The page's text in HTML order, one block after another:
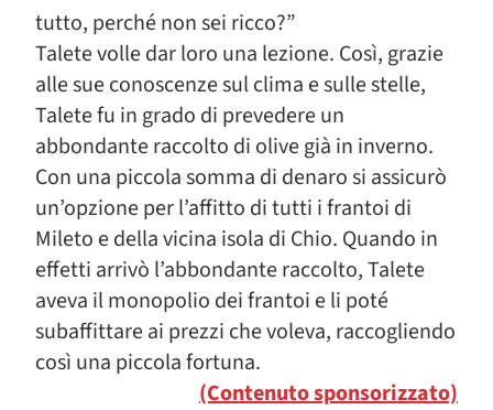
tutto, perché non sei ricco?”
Talete volle dar loro una lezione. Così, grazie
alle sue conoscenze sul clima e sulle stelle,
Talete fu in grado di prevedere un
abbondante raccolto di olive già in inverno.
Con una piccola somma di denaro si assicurò
un’opzione per l’affitto di tutti i frantoi di
Mileto e della vicina isola di Chio. Quando in
effetti arrivò l’abbondante raccolto, Talete
aveva il monopolio dei frantoi e li poté
subaffittare ai prezzi che voleva, raccogliendo
così una piccola fortuna.
(Contenuto sponsorizzato)